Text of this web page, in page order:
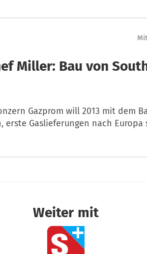
Miller: Bau von
Gazprom will 2013 mit dem
erste Gaslieferungen nach Europa